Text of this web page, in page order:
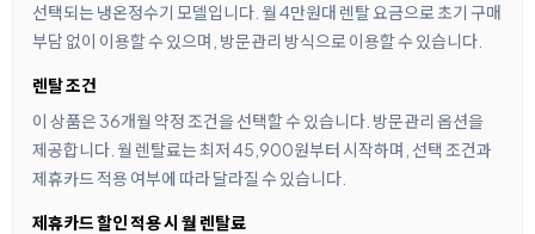
선택되는 냉온정수기 모델입니다. 월 4만원대 렌탈 요금으로 초기 구매
부담 없이 이용할 수 있으며, 방문관리 방식으로 이용할 수 있습니다.
렌탈 조건
이 상품은 36개월 약정 조건을 선택할 수 있습니다. 방문관리 옵션을
제공합니다. 월 렌탈료는 최저 45,900원부터 시작하며, 선택 조건과
제휴카드 적용 여부에 따라 달라질 수 있습니다.
제휴카드 할인 적용 시 월 렌탈료